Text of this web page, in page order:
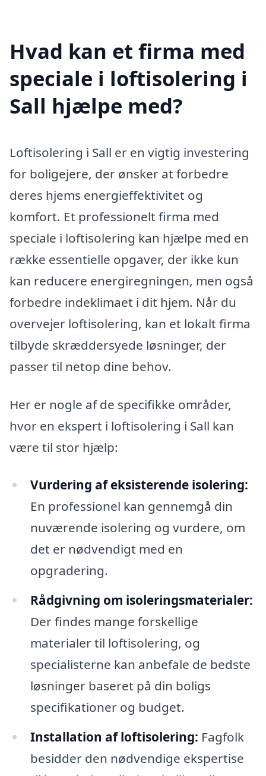
Hvad kan et firma med
speciale i loftisolering i
Sall hjælpe med?
Loftisolering i Sall er en vigtig investering
for boligejere, der ønsker at forbedre
deres hjems energieffektivitet og
komfort. Et professionelt firma med
speciale i loftisolering kan hjælpe med en
række essentielle opgaver, der ikke kun
kan reducere energiregningen, men også
forbedre indeklimaet i dit hjem. Når du
overvejer loftisolering, kan et lokalt firma
tilbyde skræddersyede løsninger, der
passer til netop dine behov.
Her er nogle af de specifikke områder,
hvor en ekspert i loftisolering i Sall kan
være til stor hjælp:
Vurdering af eksisterende isolering:
En professionel kan gennemgå din
nuværende isolering og vurdere, om
det er nødvendigt med en
opgradering.
Rådgivning om isoleringsmaterialer:
Der findes mange forskellige
materialer til loftisolering, og
specialisterne kan anbefale de bedste
løsninger baseret på din boligs
specifikationer og budget.
Installation af loftisolering: Fagfolk
besidder den nødvendige ekspertise